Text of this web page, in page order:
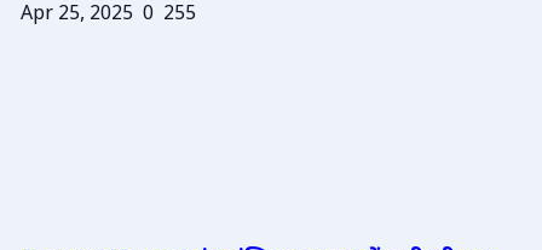
Apr 25, 2025 0 255